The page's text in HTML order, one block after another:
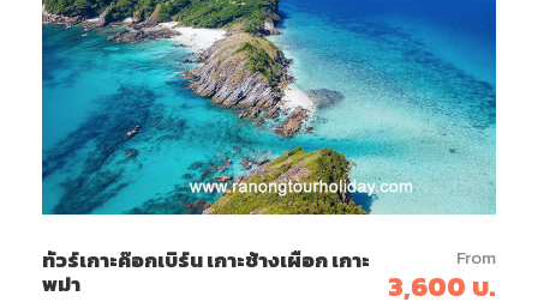
ทัวร์เกาะค๊อกเบิร์น เกาะช้างเผือก เกาะ
พม่า
From
3,600 บ.